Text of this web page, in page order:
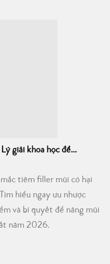
giải khoa học để...
tiêm filler mũi có hại
hiểu ngay ưu nhược
và bí quyết để nâng mũi
năm 2026.